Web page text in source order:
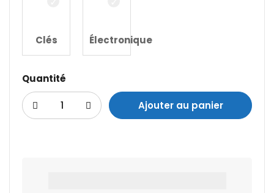
Clés Électronique
Quantité
Ajouter au panier